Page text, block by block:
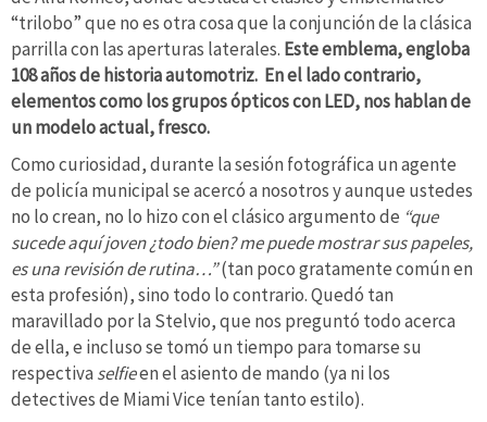
“trilobo” que no es otra cosa que la conjunción de la clásica
parrilla con las aperturas laterales. Este emblema, engloba
108 años de historia automotriz. En el lado contrario,
elementos como los grupos ópticos con LED, nos hablan de
un modelo actual, fresco.
Como curiosidad, durante la sesión fotográfica un agente
de policía municipal se acercó a nosotros y aunque ustedes
no lo crean, no lo hizo con el clásico argumento de “que
sucede aquí joven ¿todo bien? me puede mostrar sus papeles,
es una revisión de rutina…”(tan poco gratamente común en
esta profesión), sino todo lo contrario. Quedó tan
maravillado por la Stelvio, que nos preguntó todo acerca
de ella, e incluso se tomó un tiempo para tomarse su
respectiva selfieen el asiento de mando (ya ni los
detectives de Miami Vice tenían tanto estilo).